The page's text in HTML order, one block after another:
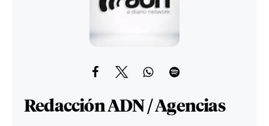
Redacción ADN / Agencias